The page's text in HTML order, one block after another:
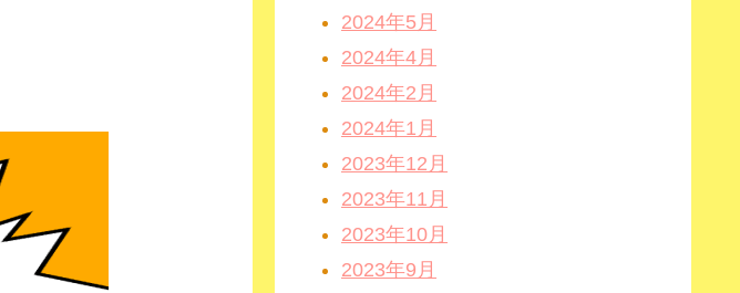
2024年5月
2024年4月
2024年2月
2024年1月
2023年12月
2023年11月
2023年10月
2023年9月